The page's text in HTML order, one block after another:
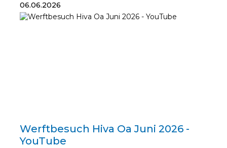
06.06.2026
Werftbesuch Hiva Oa Juni 2026 -
YouTube